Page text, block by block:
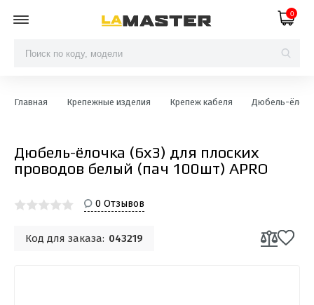
0
Главная Крепежные изделия Крепеж кабеля Дюбель-
Дюбель-ёлочка (6х3) для плоских
проводов белый (пач 100шт) APRO
0 Отзывов
Код для заказа: 043219